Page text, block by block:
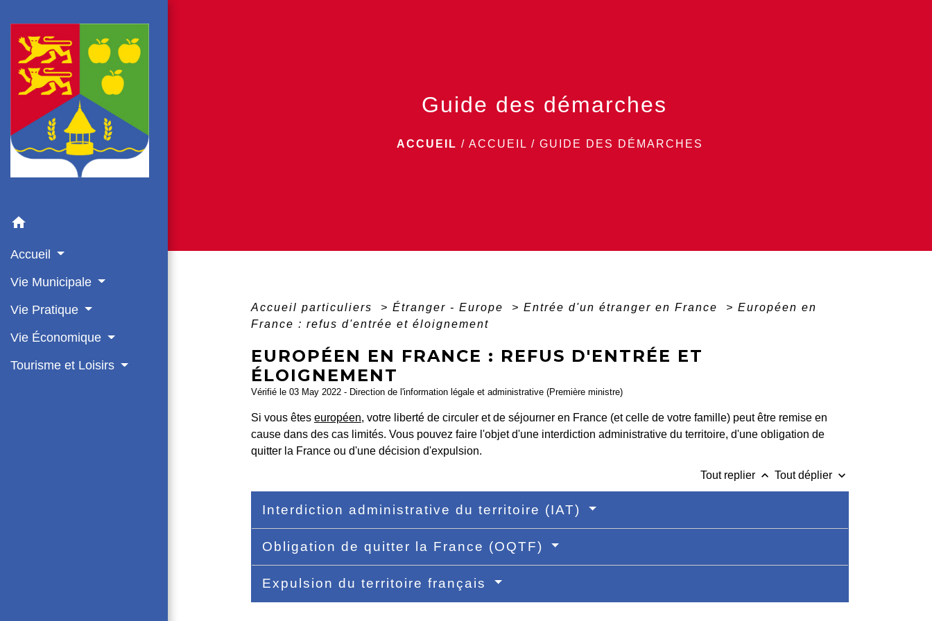
home
Accueil
Vie Municipale
Vie Pratique
Vie Économique
Tourisme et Loisirs
Guide des démarches
ACCUEIL / ACCUEIL / GUIDE DES DÉMARCHES
Accueil particuliers > Étranger - Europe > Entrée d'un étranger en France > Européen en
France : refus d'entrée et éloignement
EUROPÉEN EN FRANCE : REFUS D'ENTRÉE ET
ÉLOIGNEMENT
Vérifié le 03 May 2022 - Direction de l'information légale et administrative (Première ministre)
Si vous êtes européen, votre liberté de circuler et de séjourner en France (et celle de votre famille) peut être remise en
cause dans des cas limités. Vous pouvez faire l'objet d'une interdiction administrative du territoire, d'une obligation de
quitter la France ou d'une décision d'expulsion.
Tout replier keyboard_arrow_up Tout déplier keyboard_arrow_down
Interdiction administrative du territoire (IAT)
Obligation de quitter la France (OQTF)
Expulsion du territoire français